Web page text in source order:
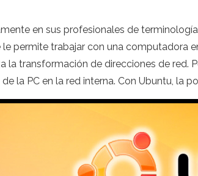
en sus profesionales de
permite trabajar con una computadora
la transformación de direcciones de red.
la PC en la red interna. Con Ubuntu, la